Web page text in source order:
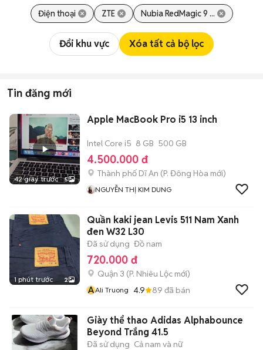
Điện thoại ZTE Nubia RedMagic 9 ...
Đổi khu vực Xóa tất cả bộ lọc
Tin đăng mới
42 giây trước 5
Apple MacBook Pro i5 13 inch
Intel Core i5 8 GB 500 GB
4.500.000 đ
Thành phố Dĩ An (P. Đông Hòa mới)
NGUYỄN THỊ KIM DUNG
1 phút trước 2
Quần kaki jean Levis 511 Nam Xanh
đen W32 L30
Đã sử dụng Đồ nam
720.000 đ
Quận 3 (P. Nhiêu Lộc mới)
AAli Truong 4.9 89 đã bán
Giày thể thao Adidas Alphabounce
Beyond Trắng 41.5
Đã sử dụng Cả nam và nữ